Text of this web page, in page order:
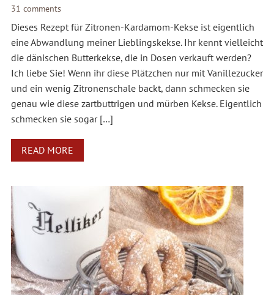
31 comments
Dieses Rezept für Zitronen-Kardamom-Kekse ist eigentlich
eine Abwandlung meiner Lieblingskekse. Ihr kennt vielleicht
die dänischen Butterkekse, die in Dosen verkauft werden?
Ich liebe Sie! Wenn ihr diese Plätzchen nur mit Vanillezucker
und ein wenig Zitronenschale backt, dann schmecken sie
genau wie diese zartbuttrigen und mürben Kekse. Eigentlich
schmecken sie sogar […]
READ MORE